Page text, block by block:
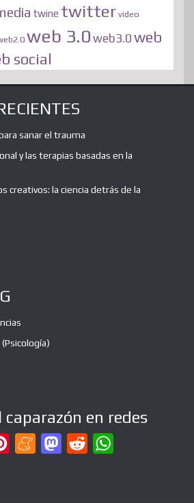
twine twitter video
web 3.0 web3.0 web
social
sanar el trauma
y las terapias basadas en la
creativos: la ciencia detrás de la
en redes
M
M